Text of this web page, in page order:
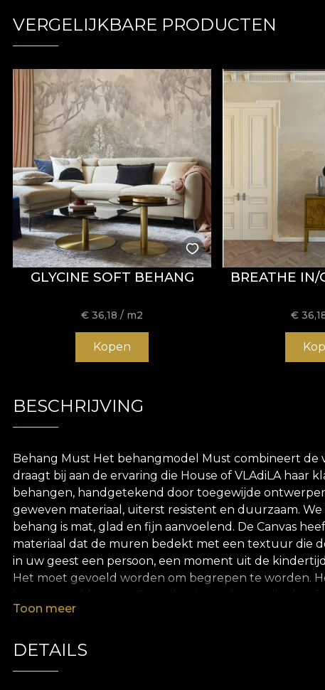
VERGELIJKBARE PRODUCTEN
GLYCINE SOFT BEHANG
€36,18 / m2
Kopen
BREATHE IN/
€
BESCHRIJVING
Behang Must Het behangmodel Must combineert
draagt bij aan de ervaring die House of VLAdiLA haar
behangen, handgetekend door toegewijde
geweven materiaal, uiterst resistent en duurzaam.
behang is mat, glad en fijn aanvoelend. De Canvas
materiaal dat de muren bedekt met een textuur die
in uw geest een persoon, een moment uit de
Het moet gevoeld worden om begrepen te worden.
worden beschermd. Dor voor traditie – voor
innerlijke reis, reflecterend op identiteit. Wat maakt je
Toon meer
DETAILS